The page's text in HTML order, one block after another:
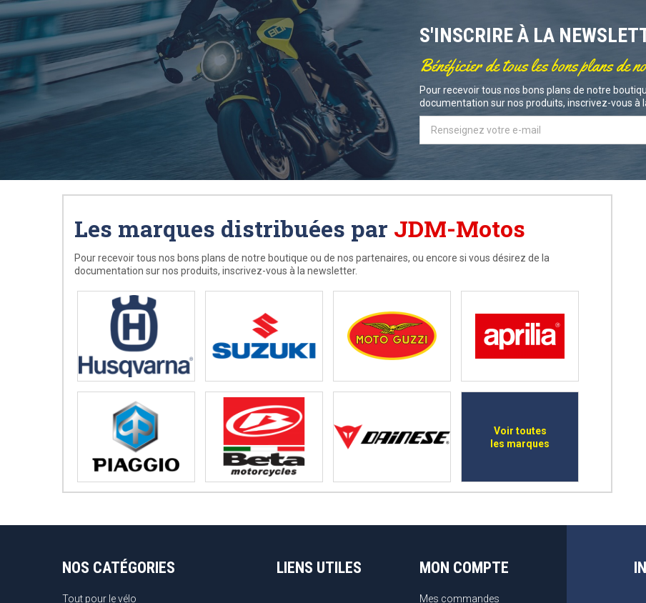
S'INSCRIRE À LA
Bénéficier de tous les bons plans de
Pour recevoir tous nos bons plans de notre
documentation sur nos produits, inscrivez-vous à
Les marques distribuées par JDM-Motos
Pour recevoir tous nos bons plans de notre boutique ou de nos partenaires, ou encore si vous désirez de la
documentation sur nos produits, inscrivez-vous à la newsletter.
Voir toutes
les marques
NOS CATÉGORIES
Tout pour le vélo
LIENS UTILES MON COMPTE
Mes commandes